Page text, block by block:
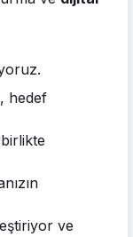
hedef
ve